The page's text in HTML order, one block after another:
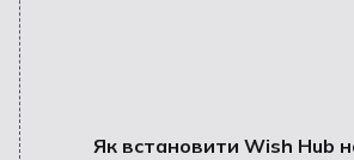
Як встановити Wish Hub